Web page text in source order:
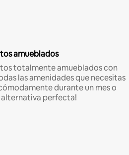
amueblados
totalmente amueblados con
las amenidades que necesitas
durante un mes o
alternativa perfecta!